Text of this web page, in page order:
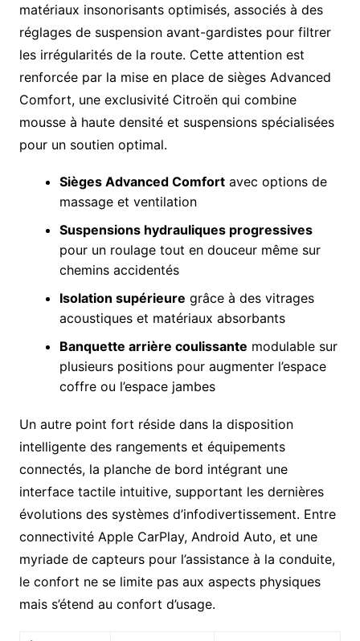
matériaux insonorisants optimisés, associés à des
réglages de suspension avant-gardistes pour filtrer
les irrégularités de la route. Cette attention est
renforcée par la mise en place de sièges Advanced
Comfort, une exclusivité Citroën qui combine
mousse à haute densité et suspensions spécialisées
pour un soutien optimal.
Sièges Advanced Comfortavec options de
massage et ventilation
Suspensions hydrauliques progressives
pour un roulage tout en douceur même sur
chemins accidentés
Isolation supérieure grâce à des vitrages
acoustiques et matériaux absorbants
Banquette arrière coulissante modulable sur
plusieurs positions pour augmenter l’espace
coffre ou l’espace jambes
Un autre point fort réside dans la disposition
intelligente des rangements et équipements
connectés, la planche de bord intégrant une
interface tactile intuitive, supportant les dernières
évolutions des systèmes d’infodivertissement. Entre
connectivité Apple CarPlay, Android Auto, et une
myriade de capteurs pour l’assistance à la conduite,
le confort ne se limite pas aux aspects physiques
mais s’étend au confort d’usage.